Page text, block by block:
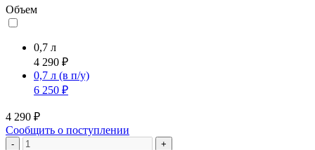
Объем
0,7 л
4 290 ₽
0,7 л (в п/у)
6 250 ₽
4 290 ₽
Сообщить о поступлении
- +